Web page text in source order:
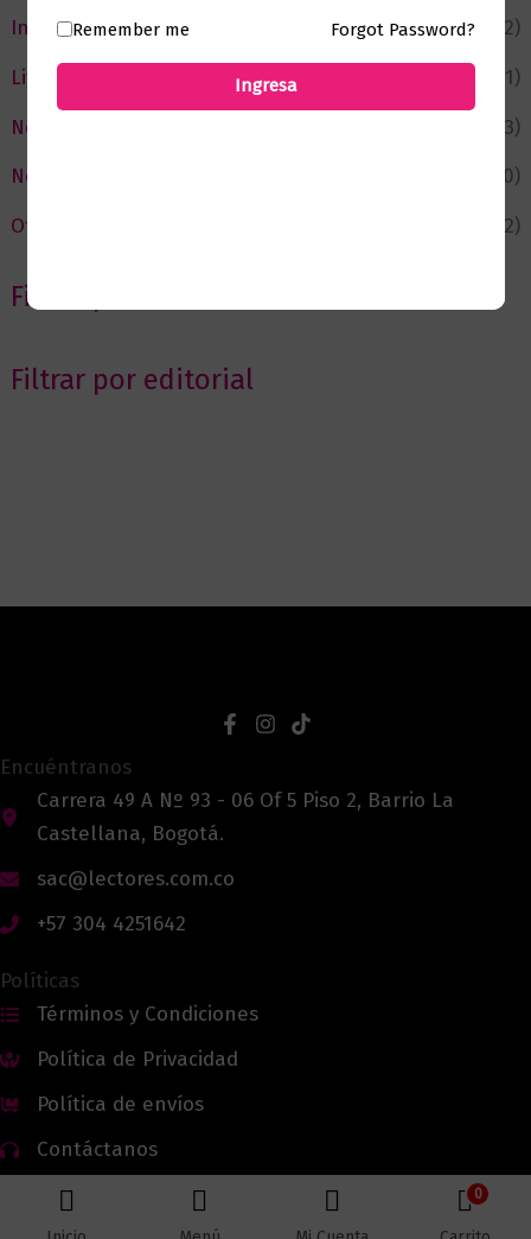
Infantil y Juvenil
(212)
Literatura
(371)
Negocios
(43)
Novedades
(110)
Ofertas
(12)
Filtrar por Autor
Filtrar por editorial
Encuéntranos
Carrera 49 A Nº 93 - 06 Of 5 Piso 2, Barrio La
Castellana, Bogotá.
sac@lectores.com.co
+57 304 4251642
Políticas
Términos y Condiciones
Política de Privacidad
Política de envíos
Contáctanos
0
Remember me Forgot Password?
Ingresa